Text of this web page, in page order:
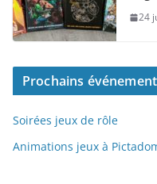
b
o
o
k
d
o
n
24
Prochains
Soirées jeux de rôle
Animations jeux à